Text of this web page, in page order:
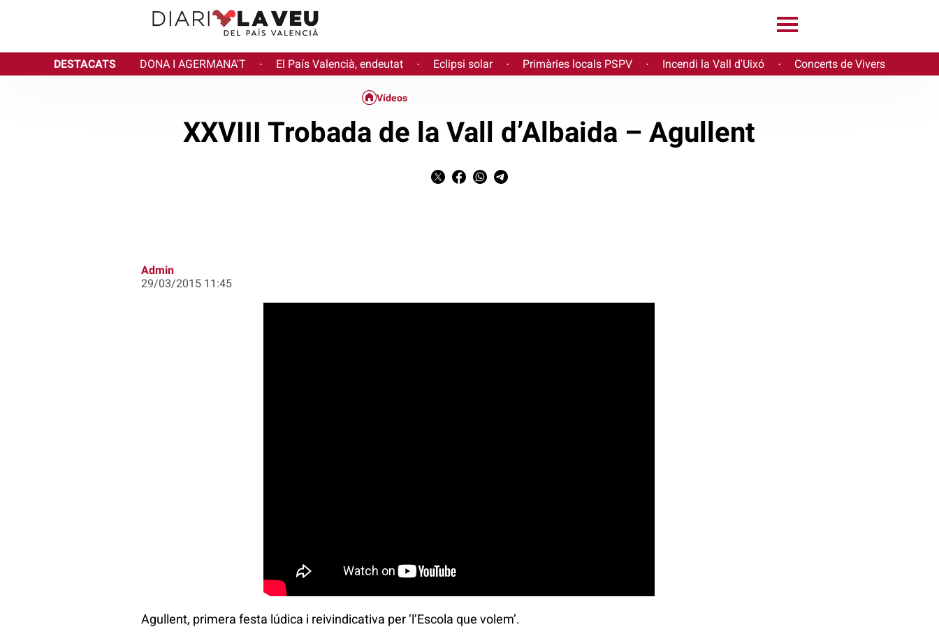
DESTACATS DONA I AGERMANA'T · El País Valencià, endeutat · Eclipsi solar · Primàries locals PSPV · Incendi la Vall d'Uixó · Concerts de Vivers
Vídeos
XXVIII Trobada de la Vall d’Albaida – Agullent
Admin
29/03/2015 11:45
Agullent, primera festa lúdica i reivindicativa per ‘l’Escola que volem’.